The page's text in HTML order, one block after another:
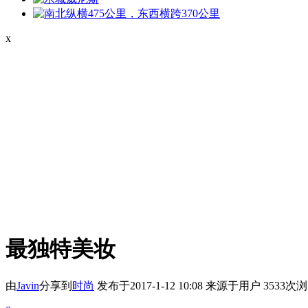
x
最独特美妆
由Javin分享到 时尚 发布于2017-1-12 10:08 来源于用户 3533次